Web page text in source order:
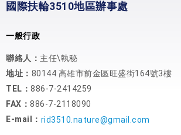
國際扶輪3510地區辦事處
一般行政
聯絡人： 主任\執秘
地址： 80144 高雄市前金區旺盛街164號3樓
TEL： 886-7-2414259
FAX： 886-7-2118090
E-mail： rid3510.nature@gmail.com